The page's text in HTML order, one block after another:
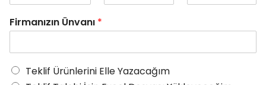
Firmanızın Ünvanı *
Teklif Ürünlerini Elle Yazacağım